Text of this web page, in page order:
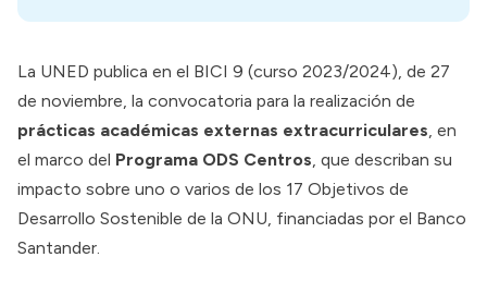
La UNED publica en el BICI 9 (curso 2023/2024), de 27
de noviembre, la convocatoria para la realización de
prácticas académicas externas extracurriculares , en
el marco del Programa ODS Centros , que describan su
impacto sobre uno o varios de los 17 Objetivos de
Desarrollo Sostenible de la ONU, financiadas por el Banco
Santander.